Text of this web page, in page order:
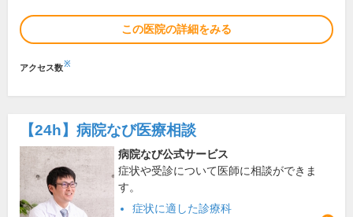
この医院の詳細をみる
アクセス数※
【24h】 病院なび医療相談
病院なび公式サービス
症状や受診について医師に相談ができま
す。
症状に適した診療科